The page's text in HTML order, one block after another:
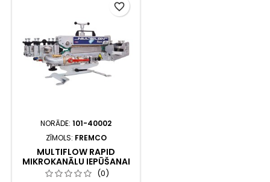
NORĀDE: 101-40002
ZĪMOLS: FREMCO
MULTIFLOW RAPID
MIKROKANĀLU IEPŪŠANAI
CAURULĒS(0)
favorite_border